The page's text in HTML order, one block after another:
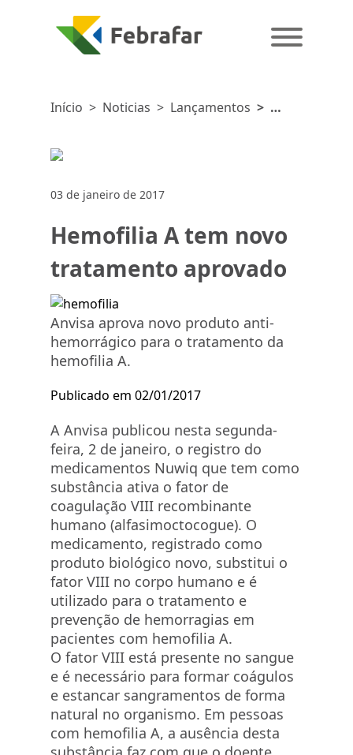
Início > Noticias > Lançamentos >
03 de janeiro de 2017
Hemofilia A tem novo
tratamento aprovado
Anvisa aprova novo produto anti-
hemorrágico para o tratamento da
hemofilia A.
Publicado em 02/01/2017
A Anvisa publicou nesta segunda-
feira, 2 de janeiro, o registro do
medicamentos Nuwiq que tem como
substância ativa o fator de
coagulação VIII recombinante
humano (alfasimoctocogue). O
medicamento, registrado como
produto biológico novo, substitui o
fator VIII no corpo humano e é
utilizado para o tratamento e
prevenção de hemorragias em
pacientes com hemofilia A.
O fator VIII está presente no sangue
e é necessário para formar coágulos
e estancar sangramentos de forma
natural no organismo. Em pessoas
com hemofilia A, a ausência desta